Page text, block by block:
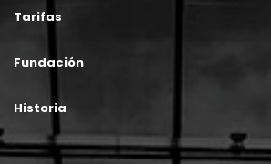
Tarifas
Fundación
Historia